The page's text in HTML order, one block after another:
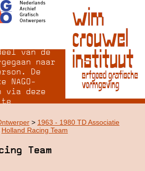
van de
naar
De
NAGO-
via deze
> 1963 - 1980 TD Associatie
Holland Racing Team
Team